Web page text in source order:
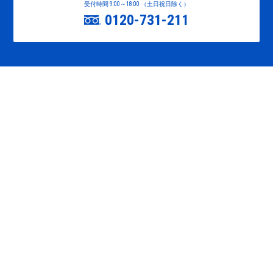
受付時間 9:00～18:00 （土日祝日除く）
0120-731-211